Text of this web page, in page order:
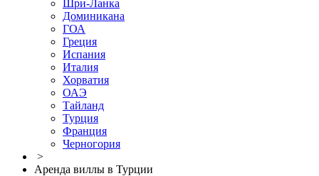
Шри-Ланка
Доминикана
ГОА
Греция
Испания
Италия
Хорватия
ОАЭ
Тайланд
Турция
Франция
Черногория
>
Аренда виллы в Турции